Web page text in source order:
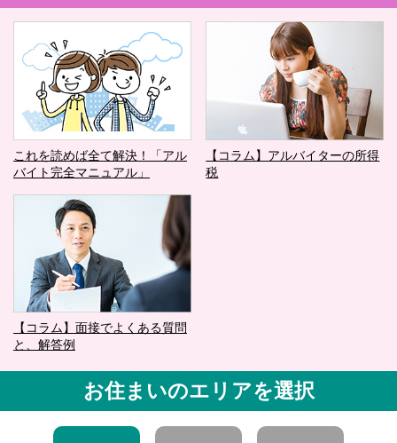
これを読めば全て解決！「アル
バイト完全マニュアル」
【コラム】アルバイターの所得
税
【コラム】面接でよくある質問
と、解答例
お住まいのエリアを選択